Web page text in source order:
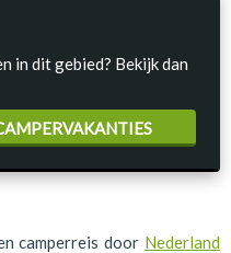
camperreis door Nederland
in dit gebied? Bekijk dan